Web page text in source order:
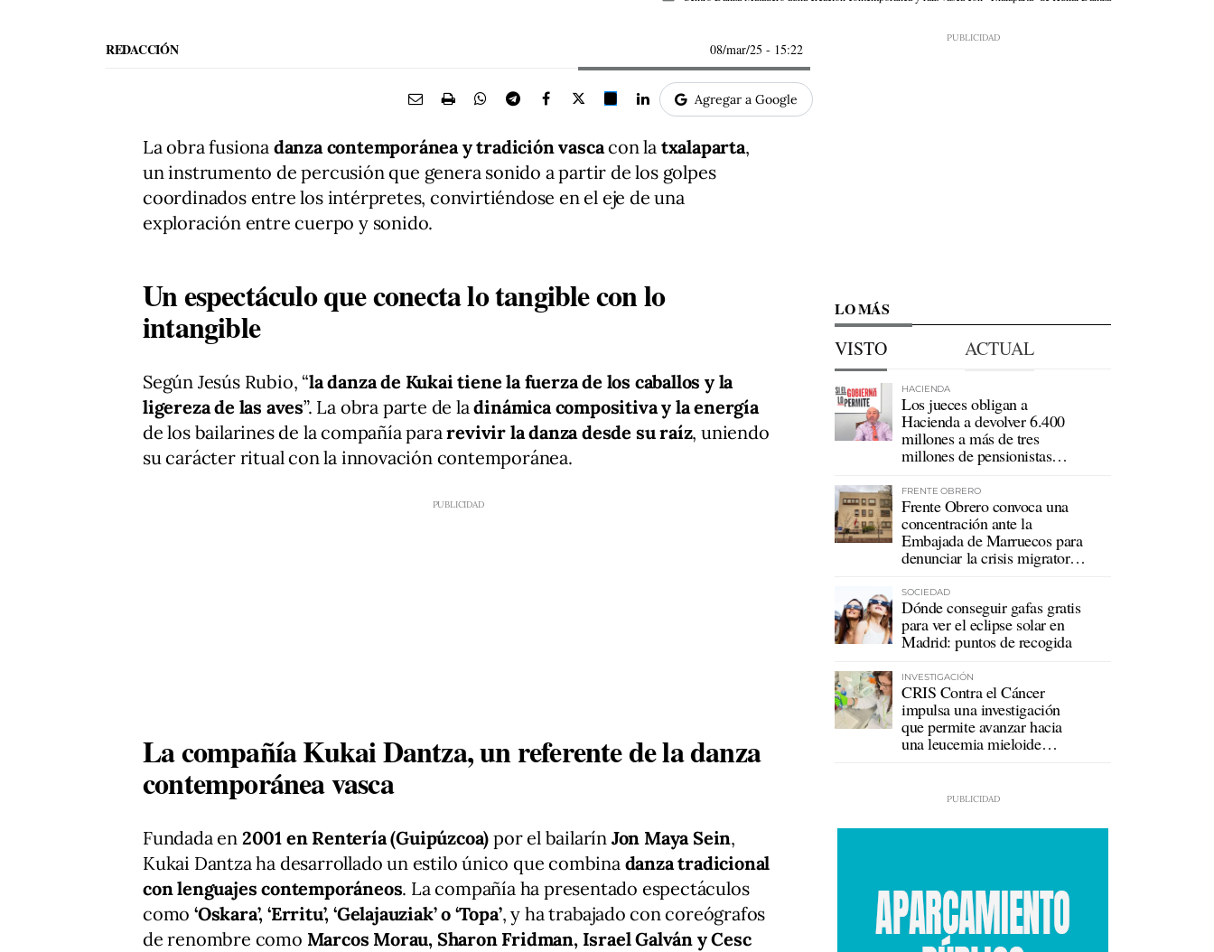
REDACCIÓN 08/mar/25 - 15:22
Agregar a Google
La obra fusiona danza contemporánea y tradición vascacon la txalaparta,
un instrumento de percusión que genera sonido a partir de los golpes
coordinados entre los intérpretes, convirtiéndose en el eje de una
exploración entre cuerpo y sonido.
Un espectáculo que conecta lo tangible con lo
intangible
Según Jesús Rubio, “la danza de Kukai tiene la fuerza de los caballos y la
ligereza de las aves”. La obra parte de ladinámica compositiva y la energía
de los bailarines de la compañía pararevivir la danza desde su raíz, uniendo
su carácter ritual con la innovación contemporánea.
La compañía Kukai Dantza, un referente de la danza
contemporánea vasca
Fundada en 2001 en Rentería (Guipúzcoa) por el bailarín Jon Maya Sein,
Kukai Dantza ha desarrollado un estilo único que combina danza tradicional
con lenguajes contemporáneos. La compañía ha presentado espectáculos
como ‘Oskara’, ‘Erritu’, ‘Gelajauziak’ o ‘Topa’, y ha trabajado con coreógrafos
de renombre como Marcos Morau, Sharon Fridman, Israel Galván y Cesc
LO MÁS
VISTO ACTUAL
HACIENDA
Los jueces obligan a
Hacienda a devolver 6.400
millones a más de tres
millones de pensionistas
FRENTE OBRERO
Frente Obrero convoca una
concentración ante la
Embajada de Marruecos para
denunciar la crisis migratoria
SOCIEDAD
Dónde conseguir gafas gratis
para ver el eclipse solar en
Madrid: puntos de recogida
INVESTIGACIÓN
CRIS Contra el Cáncer
impulsa una investigación
que permite avanzar hacia
una leucemia mieloide